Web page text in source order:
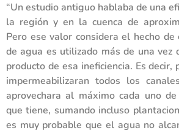
“Un estudio antiguo hablaba de una
la región y en la cuenca de
Pero ese valor considera el hecho
de agua es utilizado más de una vez
producto de esa ineficiencia. Es decir,
impermeabilizaran todos los
aprovechara al máximo cada uno
que tiene, sumando incluso
es muy probable que el agua no